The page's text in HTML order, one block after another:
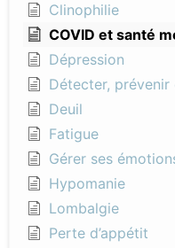
Clinophilie
COVID et santé
Dépression
Détecter,
Deuil
Fatigue
Gérer ses
Hypomanie
Lombalgie
Perte d’appétit